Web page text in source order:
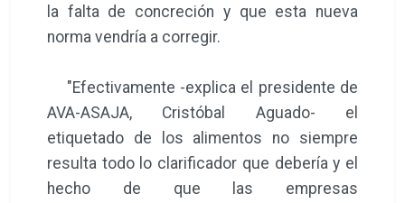
la falta de concreción y que esta nueva
norma vendría a corregir.
"Efectivamente -explica el presidente de
AVA-ASAJA, Cristóbal Aguado- el
etiquetado de los alimentos no siempre
resulta todo lo clarificador que debería y el
hecho de que las empresas